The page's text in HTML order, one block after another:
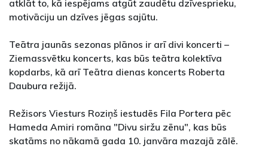
atklāt to, kā iespējams atgūt zaudētu dzīvesprieku,
motivāciju un dzīves jēgas sajūtu.
Teātra jaunās sezonas plānos ir arī divi koncerti –
Ziemassvētku koncerts, kas būs teātra kolektīva
kopdarbs, kā arī Teātra dienas koncerts Roberta
Daubura režijā.
Režisors Viesturs Roziņš iestudēs Fila Portera pēc
Hameda Amiri romāna "Divu siržu zēnu", kas būs
skatāms no nākamā gada 10. janvāra mazajā zālē.